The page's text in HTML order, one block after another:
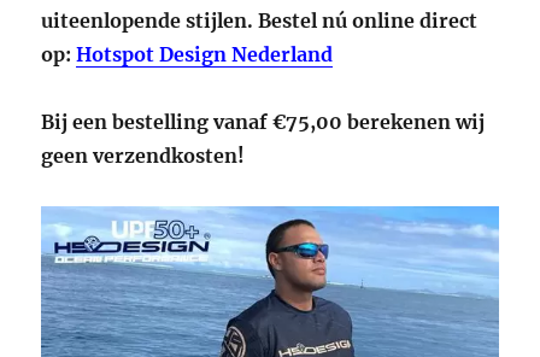
uiteenlopende stijlen. Bestel nú online direct
op:Hotspot Design Nederland
Bij een bestelling vanaf €75,00 berekenen wij
geen verzendkosten!